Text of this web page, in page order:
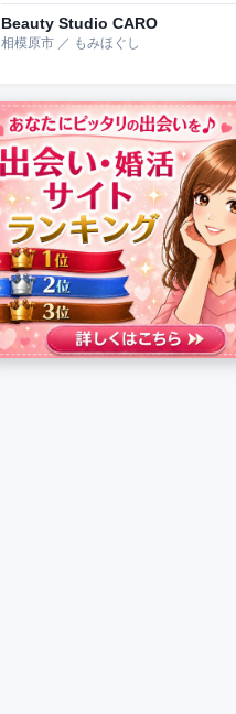
Beauty Studio CARO
相模原市 ／ もみほぐし